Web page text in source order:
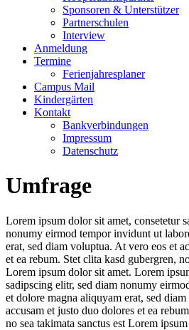
Sponsoren & Unterstützer
Partnerschulen
Interview
Anmeldung
Termine
Ferienjahresplaner
Campus Mail
Kindergärten
Kontakt
Bankverbindungen
Impressum
Datenschutz
Umfrage
Lorem ipsum dolor sit amet, consetetur
nonumy eirmod tempor invidunt ut
erat, sed diam voluptua. At vero eos et
et ea rebum. Stet clita kasd gubergren,
Lorem ipsum dolor sit amet. Lorem
sadipscing elitr, sed diam nonumy
et dolore magna aliquyam erat, sed
accusam et justo duo dolores et ea
no sea takimata sanctus est Lorem